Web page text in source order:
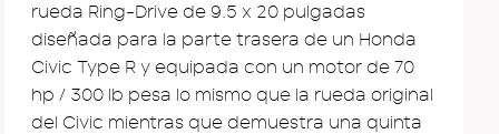
rueda Ring-Drive de 9.5 x 20 pulgadas
diseñada para la parte trasera de un Honda
Civic Type R y equipada con un motor de 70
hp / 300 lb pesa lo mismo que la rueda original
del Civic mientras que demuestra una quinta